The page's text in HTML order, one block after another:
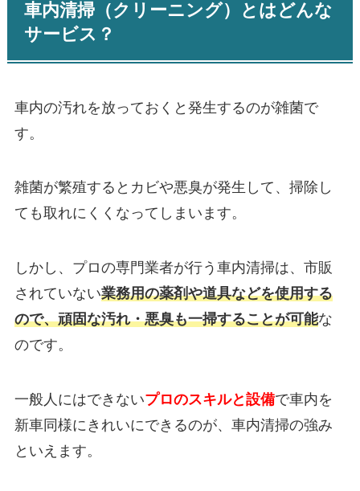
車内清掃（クリーニング）とはどんな
サービス？
車内の汚れを放っておくと発生するのが雑菌で
す。
雑菌が繁殖するとカビや悪臭が発生して、掃除し
ても取れにくくなってしまいます。
しかし、プロの専門業者が行う車内清掃は、市販
されていない業務用の薬剤や道具などを使用する
ので、頑固な汚れ・悪臭も一掃することが可能な
のです。
一般人にはできないプロのスキルと設備で車内を
新車同様にきれいにできるのが、車内清掃の強み
といえます。